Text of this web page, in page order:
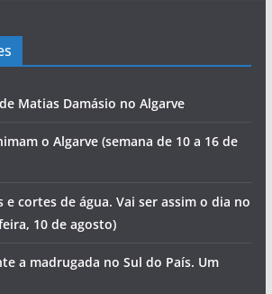
Matias Damásio no Algarve
o Algarve (semana de 10 a 16 de
e cortes de água. Vai ser assim o dia no
10 de agosto)
a madrugada no Sul do País. Um